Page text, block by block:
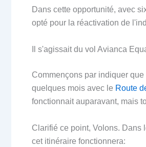
Dans cette opportunité, avec
opté pour la réactivation de
Il s'agissait du vol Avianca
Commençons par indiquer
quelques mois avec le Route
fonctionnait auparavant, mais
Clarifié ce point, Volons. Dans
cet itinéraire fonctionnera: